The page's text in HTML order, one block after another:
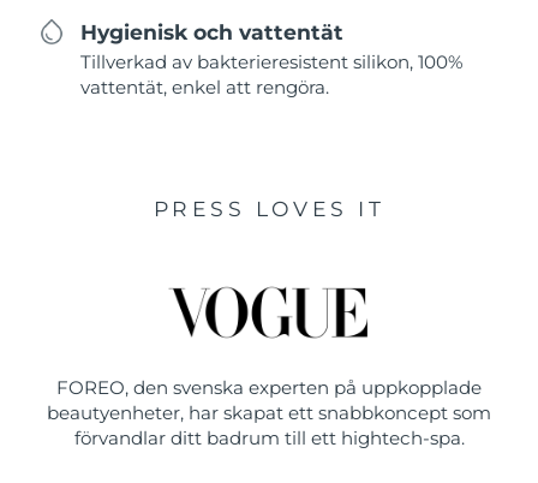
Hygienisk och vattentät
Tillverkad av bakterieresistent silikon, 100%
vattentät, enkel att rengöra.
PRESS LOVES IT
FOREO, den svenska experten på uppkopplade
beautyenheter, har skapat ett snabbkoncept som
förvandlar ditt badrum till ett hightech-spa.